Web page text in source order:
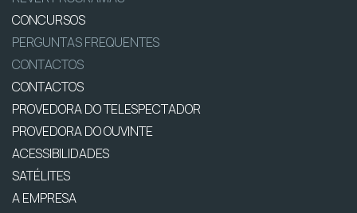
CONCURSOS
PERGUNTAS FREQUENTES
CONTACTOS
CONTACTOS
PROVEDORA DO TELESPECTADOR
PROVEDORA DO OUVINTE
ACESSIBILIDADES
SATÉLITES
A EMPRESA